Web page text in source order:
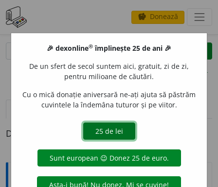
savings Donează
clear
opțiuni
definiții (1) pronunțievolume_up (50)
Definiția cu ID-ul 32134:
Explicative DEX
🎉 dexonline® împlinește 25 de ani 🎉
De un sfert de secol suntem aici, gratuit, zi de zi,
pentru milioane de căutări.
Cu o mică donație aniversară ne-ați ajuta să păstrăm
cuvintele la îndemâna tuturor și pe viitor.